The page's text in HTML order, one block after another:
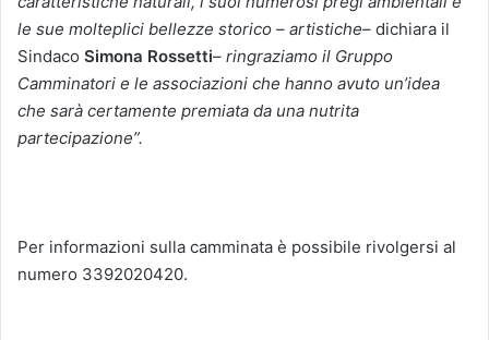
le sue molteplici bellezze storico – artistiche– dichiara il
Sindaco Simona Rossetti– ringraziamo il Gruppo
Camminatori e le associazioni che hanno avuto un’idea
che sarà certamente premiata da una nutrita
partecipazione”.
Per informazioni sulla camminata è possibile rivolgersi al
numero 3392020420.